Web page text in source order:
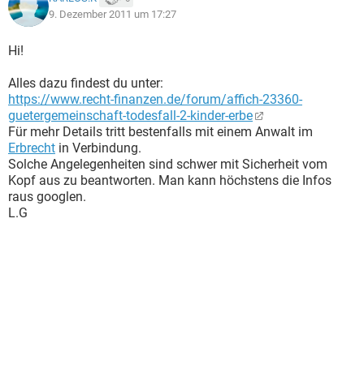
9. Dezember 2011 um 17:27
Hi!
Alles dazu findest du unter:
https://www.recht-finanzen.de/forum/affich-23360-
guetergemeinschaft-todesfall-2-kinder-erbe
Für mehr Details tritt bestenfalls mit einem Anwalt im
Erbrecht in Verbindung.
Solche Angelegenheiten sind schwer mit Sicherheit vom
Kopf aus zu beantworten. Man kann höchstens die Infos
raus googlen.
L.G